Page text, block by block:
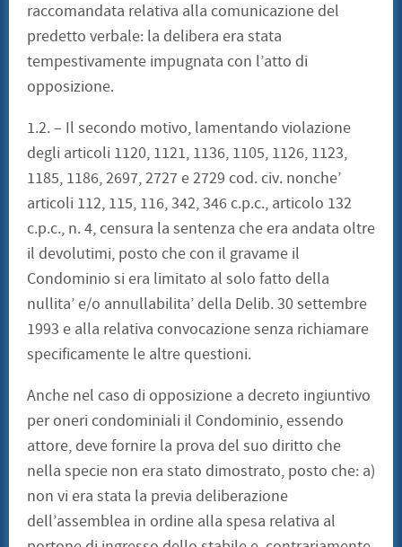
raccomandata relativa alla comunicazione del
predetto verbale: la delibera era stata
tempestivamente impugnata con l’atto di
opposizione.
1.2. – Il secondo motivo, lamentando violazione
degli articoli 1120, 1121, 1136, 1105, 1126, 1123,
1185, 1186, 2697, 2727 e 2729 cod. civ. nonche’
articoli 112, 115, 116, 342, 346 c.p.c., articolo 132
c.p.c., n. 4, censura la sentenza che era andata oltre
il devolutimi, posto che con il gravame il
Condominio si era limitato al solo fatto della
nullita’ e/o annullabilita’ della Delib. 30 settembre
1993 e alla relativa convocazione senza richiamare
specificamente le altre questioni.
Anche nel caso di opposizione a decreto ingiuntivo
per oneri condominiali il Condominio, essendo
attore, deve fornire la prova del suo diritto che
nella specie non era stato dimostrato, posto che: a)
non vi era stata la previa deliberazione
dell’assemblea in ordine alla spesa relativa al